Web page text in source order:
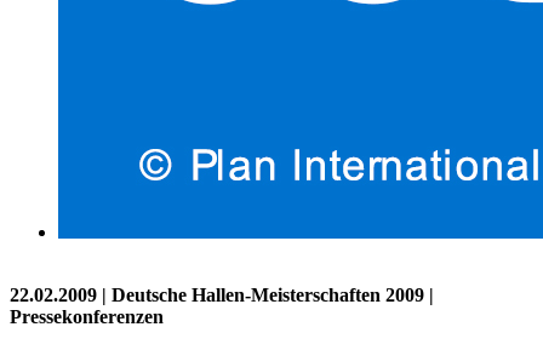
22.02.2009 | Deutsche Hallen-Meisterschaften 2009 |
Pressekonferenzen